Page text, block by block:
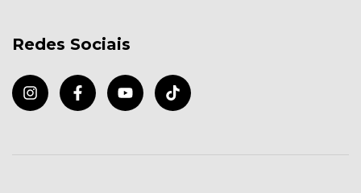
Redes Sociais